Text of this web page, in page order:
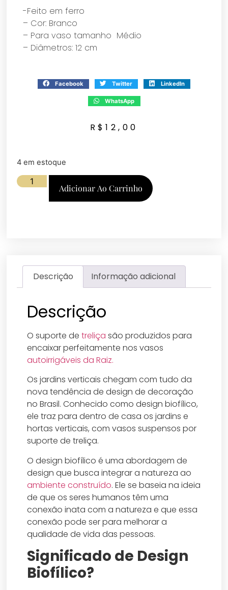
-Feito em ferro
– Cor: Branco
– Para vaso tamanho Médio
– Diâmetros: 12 cm
Facebook Twitter LinkedIn
WhatsApp
R$12,00
4 em estoque
Adicionar Ao Carrinho
Descrição Informação adicional
Descrição
O suporte detreliça são produzidos para
encaixar perfeitamente nos vasos
autoirrigáveis da Raiz.
Os jardins verticais chegam com tudo da
nova tendência de design de decoração
no Brasil. Conhecido como design biofílico,
ele traz para dentro de casa os jardins e
hortas verticais, com vasos suspensos por
suporte de treliça.
O design biofílico é uma abordagem de
design que busca integrar a natureza ao
ambiente construído. Ele se baseia na ideia
de que os seres humanos têm uma
conexão inata com a natureza e que essa
conexão pode ser para melhorar a
qualidade de vida das pessoas.
Significado de Design
Biofílico?